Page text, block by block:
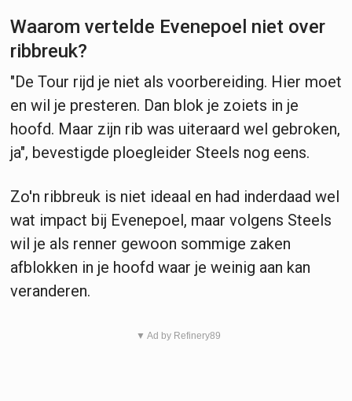
Waarom vertelde Evenepoel niet over
ribbreuk?
"De Tour rijd je niet als voorbereiding. Hier moet
en wil je presteren. Dan blok je zoiets in je
hoofd. Maar zijn rib was uiteraard wel gebroken,
ja", bevestigde ploegleider Steels nog eens.
Zo'n ribbreuk is niet ideaal en had inderdaad wel
wat impact bij Evenepoel, maar volgens Steels
wil je als renner gewoon sommige zaken
afblokken in je hoofd waar je weinig aan kan
veranderen.
▼ Ad by Refinery89